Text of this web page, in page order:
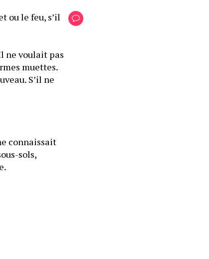
ou le feu, s’il
ne voulait pas
muettes.
connaissait
sols,